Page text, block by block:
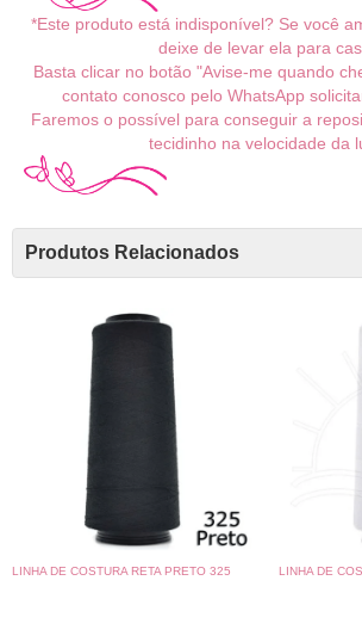
*Este produto está indisponível? Se você
deixe de levar ela para
Basta clicar no botão "Avise-me quando
contato conosco pelo WhatsApp
Faremos o possível para conseguir a
tecidinho na velocidade da
Produtos Relacionados
LINHA DE COSTURA RETA PRETO 325 LINHA DE